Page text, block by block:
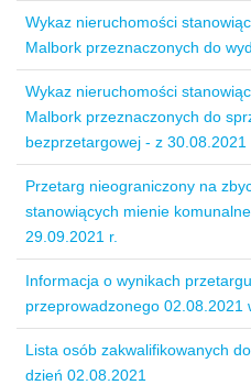
Wykaz nieruchomości
Malbork przeznaczonych do
Wykaz nieruchomości
Malbork przeznaczonych do
bezprzetargowej - z 30.08.2021
Przetarg nieograniczony na
stanowiących mienie
29.09.2021 r.
Informacja o wynikach
przeprowadzonego 02.08.2021
Lista osób zakwalifikowanych
dzień 02.08.2021